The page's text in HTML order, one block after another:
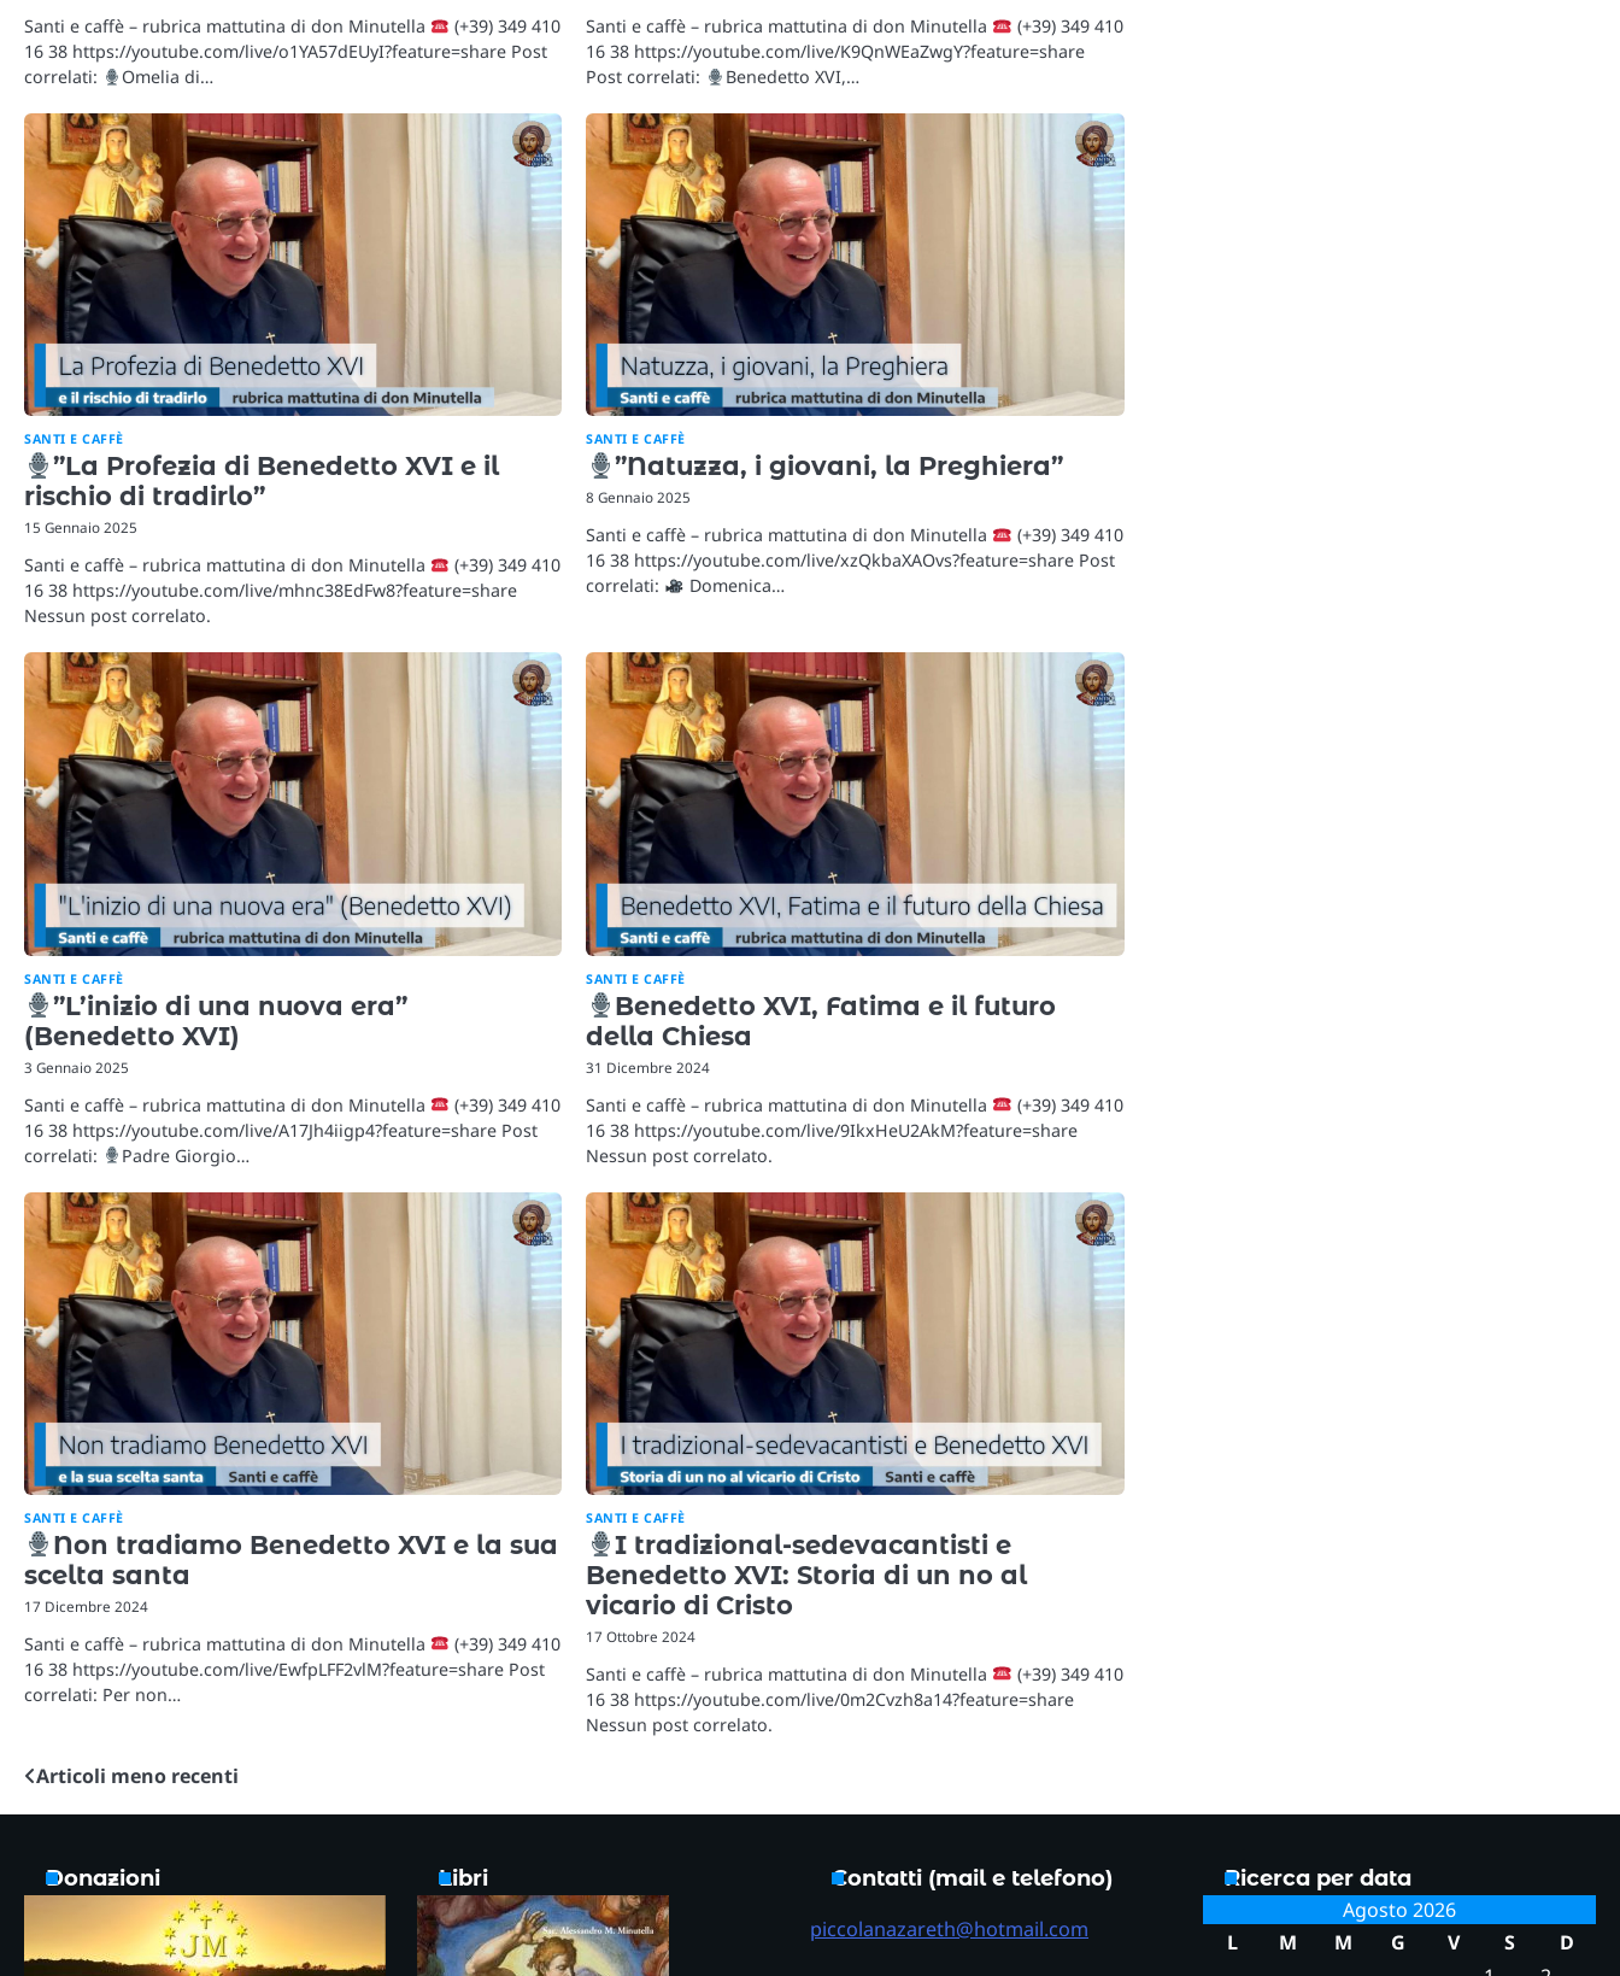
Santi e caffè – rubrica mattutina di don Minutella
(+39) 349 410
16 38 https://youtube.com/live/o1YA57dEUyI?feature=share Post
correlati:
Omelia di…
Santi e caffè – rubrica mattutina di don Minutella
(+39) 349 410
16 38 https://youtube.com/live/K9QnWEaZwgY?feature=share
Post correlati:
Benedetto XVI,…
SANTI E CAFFÈ
”La Profezia di Benedetto XVI e il
rischio di tradirlo”
15 Gennaio 2025
Santi e caffè – rubrica mattutina di don Minutella
(+39) 349 410
16 38 https://youtube.com/live/mhnc38EdFw8?feature=share
Nessun post correlato.
SANTI E CAFFÈ
”Natuzza, i giovani, la Preghiera”
8 Gennaio 2025
Santi e caffè – rubrica mattutina di don Minutella
(+39) 349 410
16 38 https://youtube.com/live/xzQkbaXAOvs?feature=share Post
correlati:
Domenica…
SANTI E CAFFÈ
”L’inizio di una nuova era”
(Benedetto XVI)
3 Gennaio 2025
Santi e caffè – rubrica mattutina di don Minutella
(+39) 349 410
16 38 https://youtube.com/live/A17Jh4iigp4?feature=share Post
correlati:
Padre Giorgio…
SANTI E CAFFÈ
Benedetto XVI, Fatima e il futuro
della Chiesa
31 Dicembre 2024
Santi e caffè – rubrica mattutina di don Minutella
(+39) 349 410
16 38 https://youtube.com/live/9IkxHeU2AkM?feature=share
Nessun post correlato.
SANTI E CAFFÈ
Non tradiamo Benedetto XVI e la sua
scelta santa
17 Dicembre 2024
Santi e caffè – rubrica mattutina di don Minutella
(+39) 349 410
16 38 https://youtube.com/live/EwfpLFF2vlM?feature=share Post
correlati: Per non…
SANTI E CAFFÈ
I tradizional-sedevacantisti e
Benedetto XVI: Storia di un no al
vicario di Cristo
17 Ottobre 2024
Santi e caffè – rubrica mattutina di don Minutella
(+39) 349 410
16 38 https://youtube.com/live/0m2Cvzh8a14?feature=share
Nessun post correlato.
Navigazione
articoli
Articoli meno recenti
Donazioni Libri
Contatti (mail e telefono)
piccolanazareth@hotmail.com
Ricerca per data
Agosto 2026
L
M M G V S
D